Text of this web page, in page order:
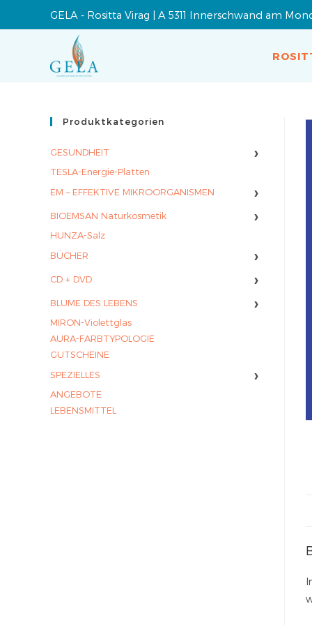
GELA - Rositta Virag | A 5311 Innerschwand am
Produktkategorien
GESUNDHEIT ›
TESLA-Energie-Platten
EM – EFFEKTIVE MIKROORGANISMEN
›
BIOEMSAN Naturkosmetik ›
HUNZA-Salz
BÜCHER
›
CD + DVD ›
BLUME DES LEBENS ›
MIRON-Violettglas
AURA-FARBTYPOLOGIE
GUTSCHEINE
SPEZIELLES
›
ANGEBOTE
LEBENSMITTEL